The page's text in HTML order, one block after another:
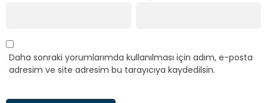
Daha sonraki yorumlarımda kullanılması için adım, e-posta
adresim ve site adresim bu tarayıcıya kaydedilsin.